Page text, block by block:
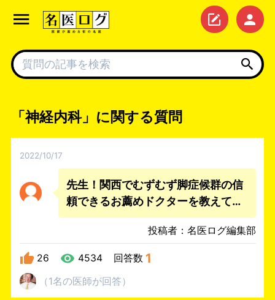
「神経内科」に関する質問
2022/10/17
先生！関西でむずむず脚症候群の信
頼できるお薦めドクターを教えて下
さい。
投稿者：名医ログ編集部
26 4534 回答数 1
（1名の医師が回答）